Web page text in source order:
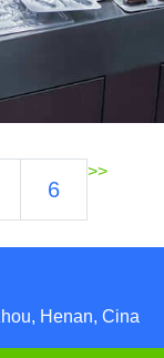
6
>>
Henan, Cina